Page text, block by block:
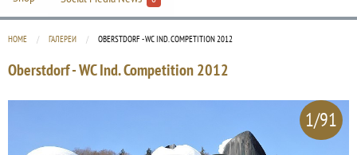
HOME ГАЛЕРЕИ CURRENT:
OBERSTDORF - WC IND. COMPETITION 2012
Oberstdorf - WC Ind. Competition 2012
1/91